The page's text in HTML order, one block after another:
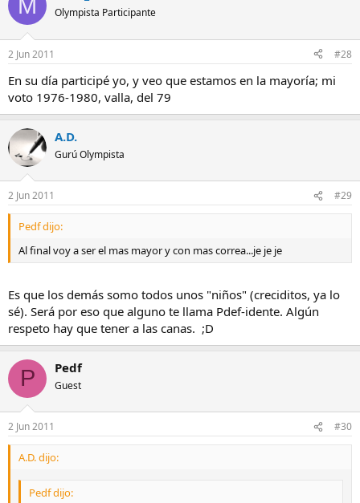
M Olympista Participante
2 Jun 2011 #28
En su día participé yo, y veo que estamos en la mayoría; mi
voto 1976-1980, valla, del 79
A.D.
Gurú Olympista
2 Jun 2011 #29
Pedf dijo:
Al final voy a ser el mas mayor y con mas correa...je je je
Es que los demás somo todos unos "niños" (creciditos, ya lo
sé). Será por eso que alguno te llama Pdef-idente. Algún
respeto hay que tener a las canas. ;D
P Pedf
Guest
2 Jun 2011 #30
A.D. dijo:
Pedf dijo: